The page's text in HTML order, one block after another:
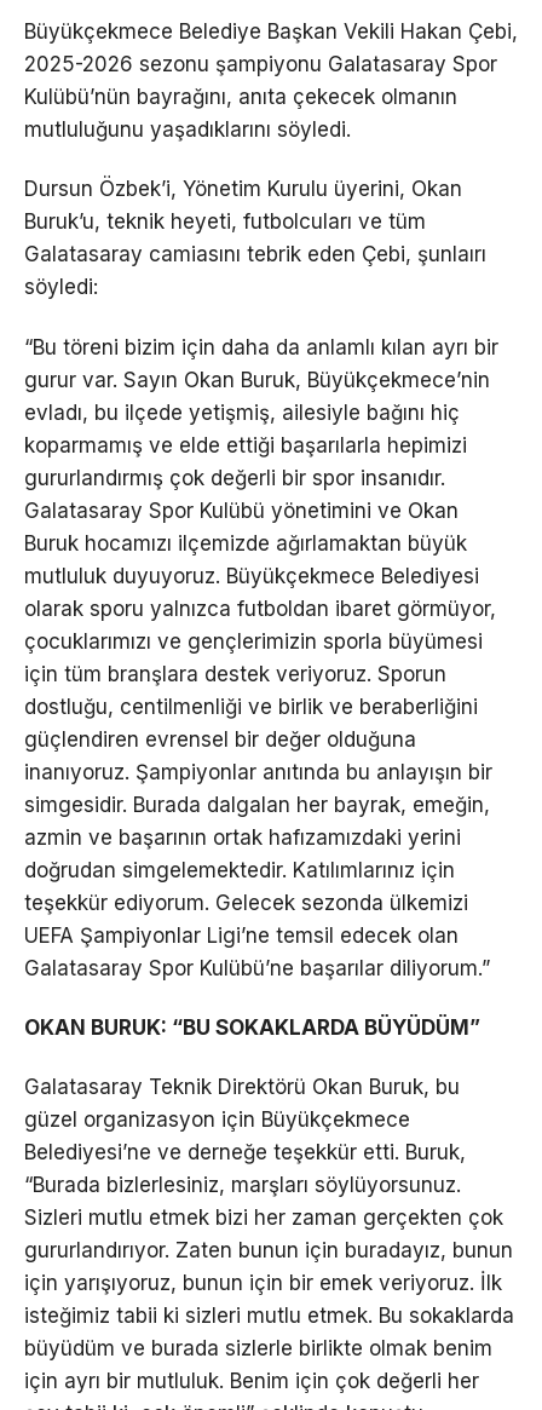
Büyükçekmece Belediye Başkan Vekili Hakan Çebi,
2025-2026 sezonu şampiyonu Galatasaray Spor
Kulübü’nün bayrağını, anıta çekecek olmanın
mutluluğunu yaşadıklarını söyledi.
Dursun Özbek’i, Yönetim Kurulu üyerini, Okan
Buruk’u, teknik heyeti, futbolcuları ve tüm
Galatasaray camiasını tebrik eden Çebi, şunlaırı
söyledi:
“Bu töreni bizim için daha da anlamlı kılan ayrı bir
gurur var. Sayın Okan Buruk, Büyükçekmece’nin
evladı, bu ilçede yetişmiş, ailesiyle bağını hiç
koparmamış ve elde ettiği başarılarla hepimizi
gururlandırmış çok değerli bir spor insanıdır.
Galatasaray Spor Kulübü yönetimini ve Okan
Buruk hocamızı ilçemizde ağırlamaktan büyük
mutluluk duyuyoruz. Büyükçekmece Belediyesi
olarak sporu yalnızca futboldan ibaret görmüyor,
çocuklarımızı ve gençlerimizin sporla büyümesi
için tüm branşlara destek veriyoruz. Sporun
dostluğu, centilmenliği ve birlik ve beraberliğini
güçlendiren evrensel bir değer olduğuna
inanıyoruz. Şampiyonlar anıtında bu anlayışın bir
simgesidir. Burada dalgalan her bayrak, emeğin,
azmin ve başarının ortak hafızamızdaki yerini
doğrudan simgelemektedir. Katılımlarınız için
teşekkür ediyorum. Gelecek sezonda ülkemizi
UEFA Şampiyonlar Ligi’ne temsil edecek olan
Galatasaray Spor Kulübü’ne başarılar diliyorum.”
OKAN BURUK: “BU SOKAKLARDA BÜYÜDÜM”
Galatasaray Teknik Direktörü Okan Buruk, bu
güzel organizasyon için Büyükçekmece
Belediyesi’ne ve derneğe teşekkür etti. Buruk,
“Burada bizlerlesiniz, marşları söylüyorsunuz.
Sizleri mutlu etmek bizi her zaman gerçekten çok
gururlandırıyor. Zaten bunun için buradayız, bunun
için yarışıyoruz, bunun için bir emek veriyoruz. İlk
isteğimiz tabii ki sizleri mutlu etmek. Bu sokaklarda
büyüdüm ve burada sizlerle birlikte olmak benim
için ayrı bir mutluluk. Benim için çok değerli her